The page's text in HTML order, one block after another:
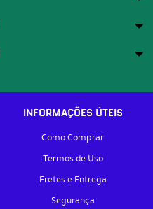
INFORMAÇÕES ÚTEIS
Como Comprar
Termos de Uso
Fretes e Entrega
Segurança